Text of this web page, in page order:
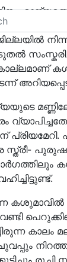
പുരുഷ
കശുമാവിൽ
കാലം